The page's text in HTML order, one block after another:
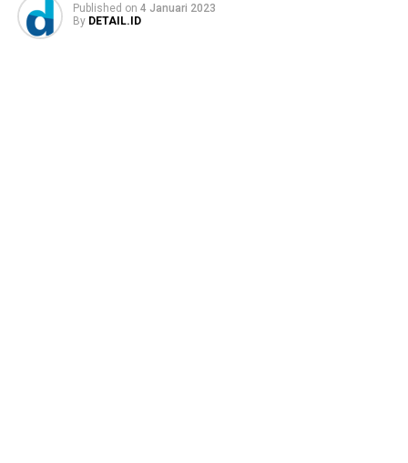
Published on 4 Januari 2023
By DETAIL.ID